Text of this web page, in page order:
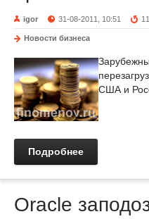
igor 31-08-2011, 10:51
Новости бизнеса
США и
Подробнее
Oracle